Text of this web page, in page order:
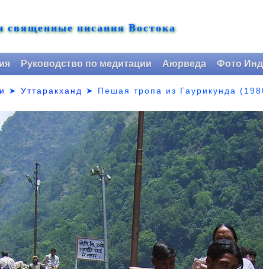
священные писания Востока
Руководство по медитации Аюрведа Фото
➤Уттаракханд ➤ Пешая тропа из Гаурикунда